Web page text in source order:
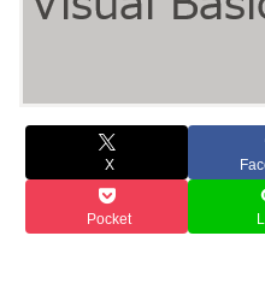
X
Pocket